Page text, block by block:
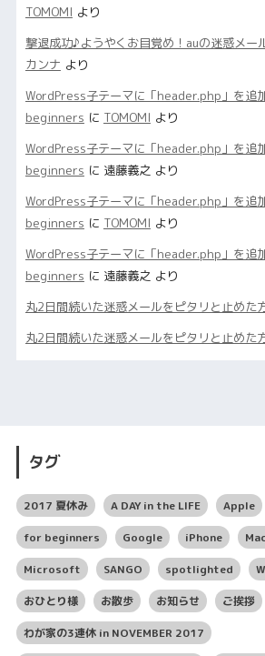
TOMOMI より
撃退成功♪ようやくお目覚め！auの迷惑メー
カンナ より
WordPress子テーマに「header.php」を追
beginners に TOMOMI より
WordPress子テーマに「header.php」を追
beginners に 遠藤義之 より
WordPress子テーマに「header.php」を追
beginners に TOMOMI より
WordPress子テーマに「header.php」を追
beginners に 遠藤義之 より
丸2日間続いた迷惑メールをピタリと止めた
丸2日間続いた迷惑メールをピタリと止めた
タグ
2017 夏休み A DAY in the LIFE Apple
for beginners Google iPhone
Microsoft SANGO spotlighted
おひとり様 お散歩 お知らせ ご挨拶
わが家の3連休 in NOVEMBER 2017